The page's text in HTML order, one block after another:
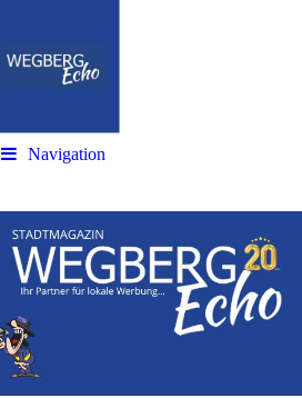
Navigation